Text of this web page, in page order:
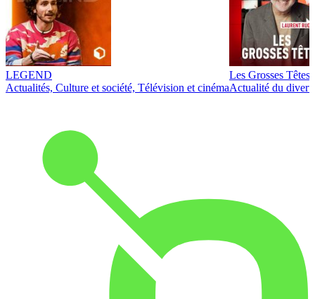
LEGEND
Actualités, Culture et société, Télévision et cinéma
Les Grosses Têtes
Actualité du